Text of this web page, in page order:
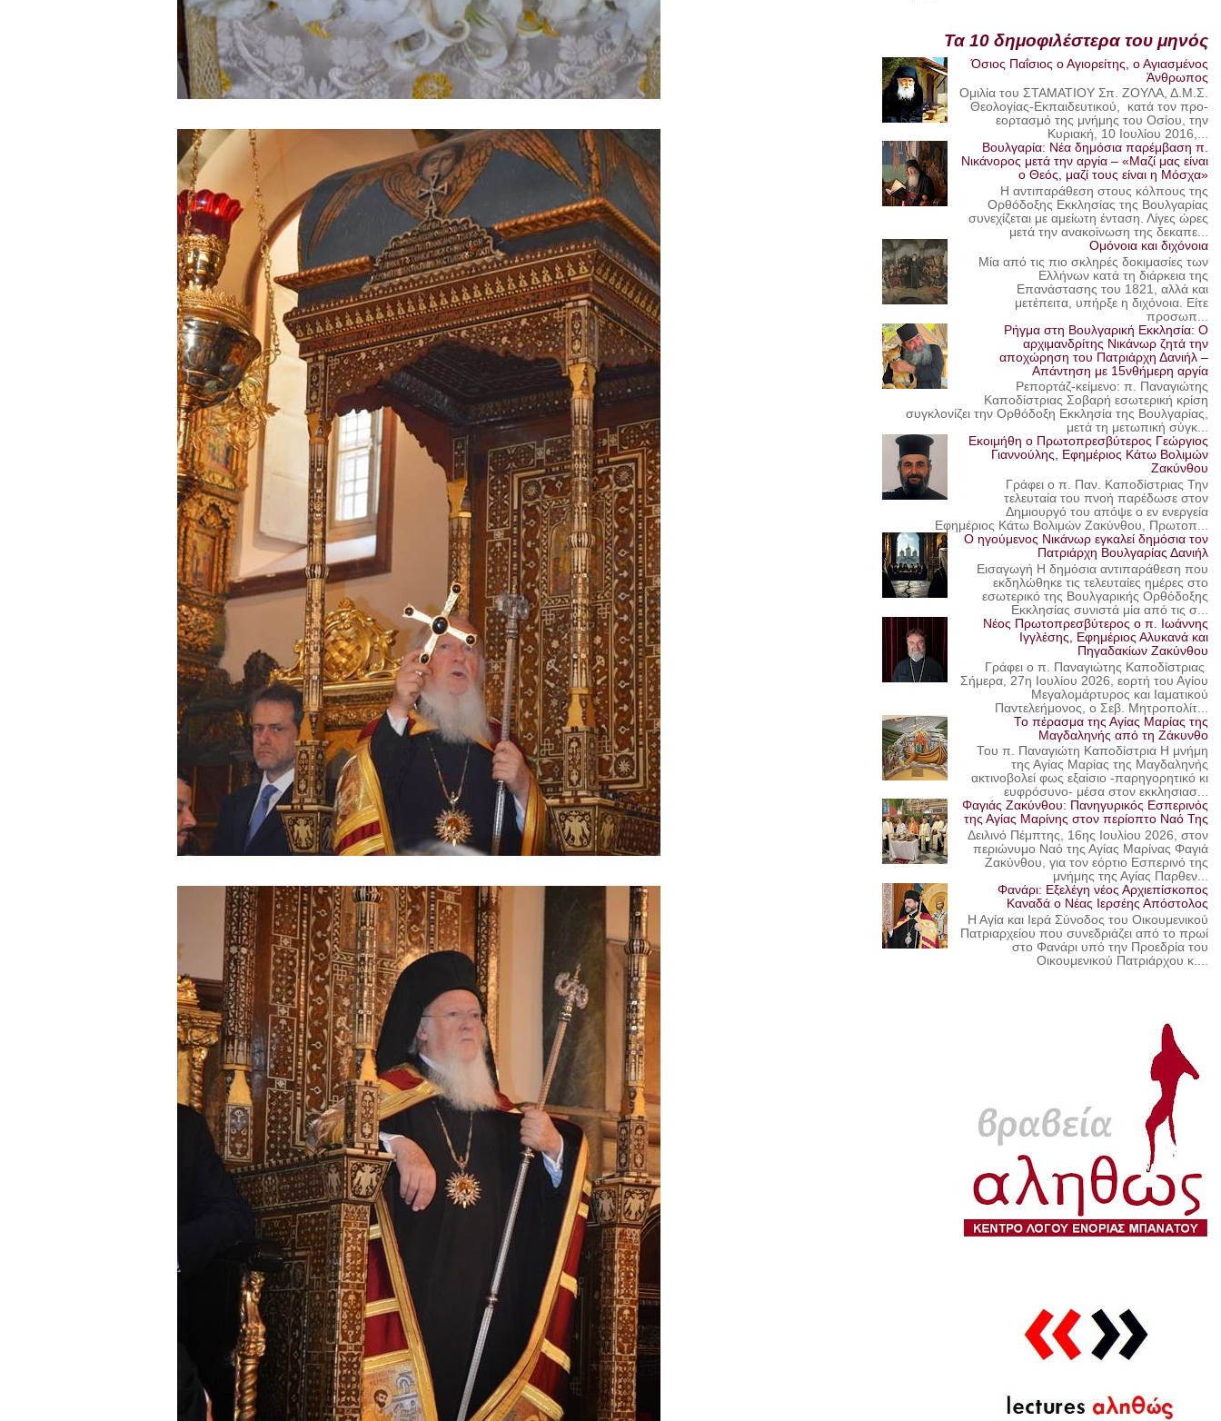
Τα 10 δημοφιλέστερα του μηνός
Όσιος Παΐσιος ο Αγιορείτης, ο Αγιασμένος
Άνθρωπος
Ομιλία του ΣΤΑΜΑΤΙΟΥ Σπ. ΖΟΥΛΑ, Δ.Μ.Σ.
Θεολογίας-Εκπαιδευτικού, κατά τον προ-
εορτασμό της μνήμης του Οσίου, την
Κυριακή, 10 Ιουλίου 2016,...
Βουλγαρία: Νέα δημόσια παρέμβαση π.
Νικάνορος μετά την αργία – «Μαζί μας είναι
ο Θεός, μαζί τους είναι η Μόσχα»
Η αντιπαράθεση στους κόλπους της
Ορθόδοξης Εκκλησίας της Βουλγαρίας
συνεχίζεται με αμείωτη ένταση. Λίγες ώρες
μετά την ανακοίνωση της δεκαπε...
Ομόνοια και διχόνοια
Μία από τις πιο σκληρές δοκιμασίες των
Ελλήνων κατά τη διάρκεια της
Επανάστασης του 1821, αλλά και
μετέπειτα, υπήρξε η διχόνοια. Είτε
προσωπ...
Ρήγμα στη Βουλγαρική Εκκλησία: Ο
αρχιμανδρίτης Νικάνωρ ζητά την
αποχώρηση του Πατριάρχη Δανιήλ –
Απάντηση με 15νθήμερη αργία
Ρεπορτάζ-κείμενο: π. Παναγιώτης
Καποδίστριας Σοβαρή εσωτερική κρίση
συγκλονίζει την Ορθόδοξη Εκκλησία της Βουλγαρίας,
μετά τη μετωπική σύγκ...
Εκοιμήθη ο Πρωτοπρεσβύτερος Γεώργιος
Γιαννούλης, Εφημέριος Κάτω Βολιμών
Ζακύνθου
Γράφει ο π. Παν. Καποδίστριας Την
τελευταία του πνοή παρέδωσε στον
Δημιουργό του απόψε ο εν ενεργεία
Εφημέριος Κάτω Βολιμών Ζακύνθου, Πρωτοπ...
Ο ηγούμενος Νικάνωρ εγκαλεί δημόσια τον
Πατριάρχη Βουλγαρίας Δανιήλ
Εισαγωγή Η δημόσια αντιπαράθεση που
εκδηλώθηκε τις τελευταίες ημέρες στο
εσωτερικό της Βουλγαρικής Ορθόδοξης
Εκκλησίας συνιστά μία από τις σ...
Νέος Πρωτοπρεσβύτερος ο π. Ιωάννης
Ιγγλέσης, Εφημέριος Αλυκανά και
Πηγαδακίων Ζακύνθου
Γράφει ο π. Παναγιώτης Καποδίστριας
Σήμερα, 27η Ιουλίου 2026, εορτή του Αγίου
Μεγαλομάρτυρος και Ιαματικού
Παντελεήμονος, ο Σεβ. Μητροπολίτ...
Το πέρασμα της Αγίας Μαρίας της
Μαγδαληνής από τη Ζάκυνθο
Του π. Παναγιώτη Καποδίστρια Η μνήμη
της Αγίας Μαρίας της Μαγδαληνής
ακτινοβολεί φως εξαίσιο -παρηγορητικό κι
ευφρόσυνο- μέσα στον εκκλησιασ...
Φαγιάς Ζακύνθου: Πανηγυρικός Εσπερινός
της Αγίας Μαρίνης στον περίοπτο Ναό Της
Δειλινό Πέμπτης, 16ης Ιουλίου 2026, στον
περιώνυμο Ναό της Αγίας Μαρίνας Φαγιά
Ζακύνθου, για τον εόρτιο Εσπερινό της
μνήμης της Αγίας Παρθεν...
Φανάρι: Εξελέγη νέος Αρχιεπίσκοπος
Καναδά ο Νέας Ιερσέης Απόστολος
Η Αγία και Ιερά Σύνοδος του Οικουμενικού
Πατριαρχείου που συνεδριάζει από το πρωί
στο Φανάρι υπό την Προεδρία του
Οικουμενικού Πατριάρχου κ....